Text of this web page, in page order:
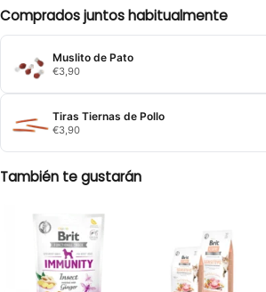
Comprados juntos habitualmente
Muslito de Pato
€3,90
Tiras Tiernas de Pollo
€3,90
También te gustarán